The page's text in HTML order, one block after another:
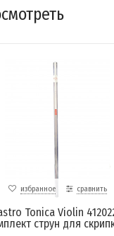
избранное сравнить
Tonica Violin
струн для